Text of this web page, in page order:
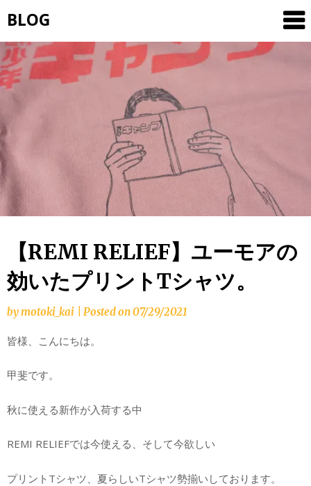
to
content
BLOG
【REMI RELIEF】ユーモアの
効いたプリントTシャツ。
bymotoki_kai Posted on07/29/2021
皆様、こんにちは。
甲斐です。
秋に使える新作が入荷する中
REMI RELIEFでは今使える、そして今欲しい
プリントTシャツ、夏らしいTシャツ勢揃いしております。